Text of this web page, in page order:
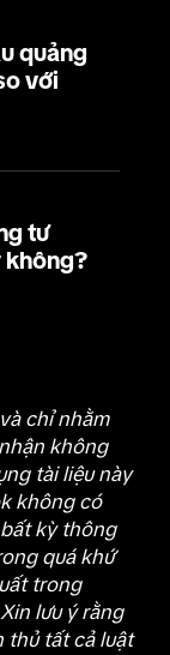
quảng
với
tư
không?
chỉ nhằm
không
tài liệu này
không có
kỳ thông
quá khứ
trong
lưu ý rằng
thủ tất cả luật